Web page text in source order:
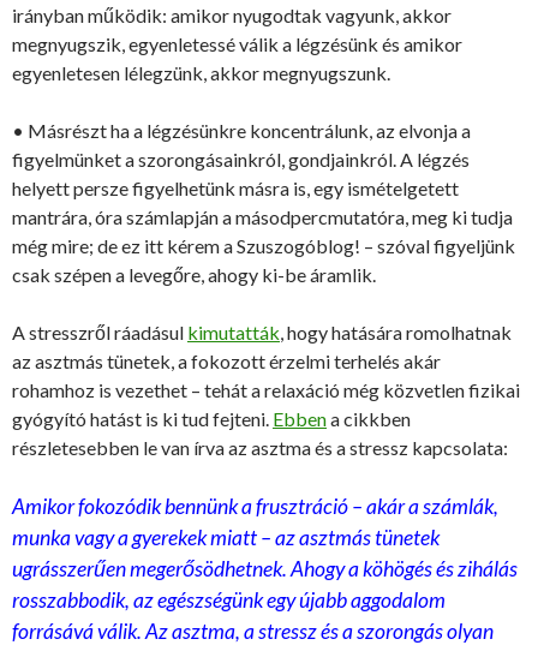
irányban működik: amikor nyugodtak vagyunk, akkor
megnyugszik, egyenletessé válik a légzésünk és amikor
egyenletesen lélegzünk, akkor megnyugszunk.
• Másrészt ha a légzésünkre koncentrálunk, az elvonja a
figyelmünket a szorongásainkról, gondjainkról. A légzés
helyett persze figyelhetünk másra is, egy ismételgetett
mantrára, óra számlapján a másodpercmutatóra, meg ki tudja
még mire; de ez itt kérem a Szuszogóblog! – szóval figyeljünk
csak szépen a levegőre, ahogy ki-be áramlik.
A stresszről ráadásul kimutatták , hogy hatására romolhatnak
az asztmás tünetek, a fokozott érzelmi terhelés akár
rohamhoz is vezethet – tehát a relaxáció még közvetlen fizikai
gyógyító hatást is ki tud fejteni. Ebbena cikkben
részletesebben le van írva az asztma és a stressz kapcsolata:
Amikor fokozódik bennünk a frusztráció – akár a számlák,
munka vagy a gyerekek miatt – az asztmás tünetek
ugrásszerűen megerősödhetnek. Ahogy a köhögés és zihálás
rosszabbodik, az egészségünk egy újabb aggodalom
forrásává válik. Az asztma, a stressz és a szorongás olyan